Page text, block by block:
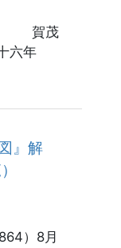
） 賀茂
六年
』解
）8月